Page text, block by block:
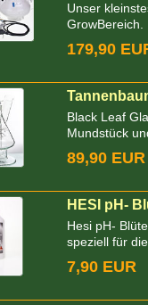
Unser
GrowBereich.
179,90
Black Leaf
Mundstück
89,90 EUR
HESI pH-
Hesi pH-
speziell für
7,90 EUR